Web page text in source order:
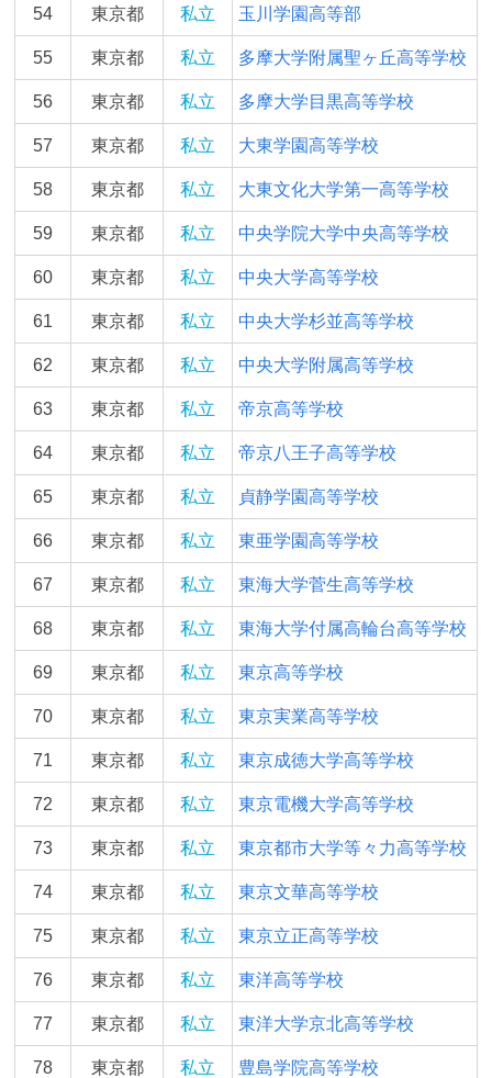
54 東京都 私立 玉川学園高等部
55 東京都 私立 多摩大学附属聖ヶ丘高等学校
56 東京都 私立 多摩大学目黒高等学校
57 東京都 私立 大東学園高等学校
58 東京都 私立 大東文化大学第一高等学校
59 東京都 私立 中央学院大学中央高等学校
60 東京都 私立 中央大学高等学校
61 東京都 私立 中央大学杉並高等学校
62 東京都 私立 中央大学附属高等学校
63 東京都 私立 帝京高等学校
64 東京都 私立 帝京八王子高等学校
65 東京都 私立 貞静学園高等学校
66 東京都 私立 東亜学園高等学校
67 東京都 私立 東海大学菅生高等学校
68 東京都 私立 東海大学付属高輪台高等学校
69 東京都 私立 東京高等学校
70 東京都 私立 東京実業高等学校
71 東京都 私立 東京成徳大学高等学校
72 東京都 私立 東京電機大学高等学校
73 東京都 私立 東京都市大学等々力高等学校
74 東京都 私立 東京文華高等学校
75 東京都 私立 東京立正高等学校
76 東京都 私立 東洋高等学校
77 東京都 私立 東洋大学京北高等学校
78 東京都 私立 豊島学院高等学校